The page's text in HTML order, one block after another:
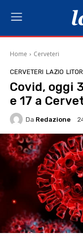
Home Cerveteri
CERVETERI LAZIO
Covid, oggi
e 17 a
Da Redazione